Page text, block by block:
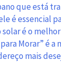
que está
é essencial
é o
Morar” é a
mais